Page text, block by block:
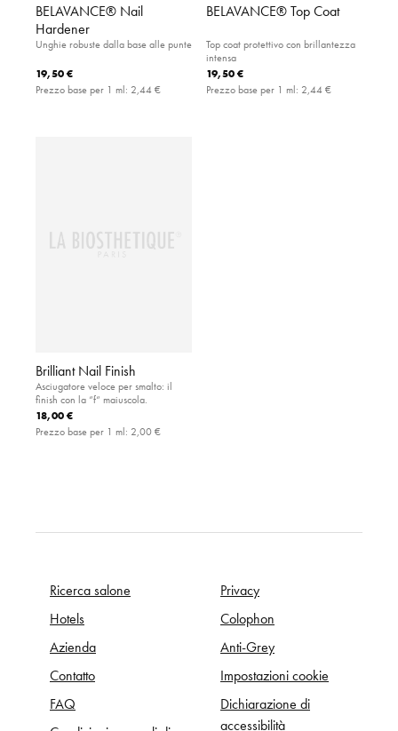
BELAVANCE® Nail
Hardener
Unghie robuste dalla base alle punte
19,50 €
Prezzo base per 1 ml: 2,44 €
BELAVANCE® Top Coat
Top coat protettivo con brillantezza
intensa
19,50 €
Prezzo base per 1 ml: 2,44 €
Brilliant Nail Finish
Asciugatore veloce per smalto: il
finish con la “f“ maiuscola.
18,00 €
Prezzo base per 1 ml: 2,00 €
Ricerca salone
Hotels
Azienda
Contatto
FAQ
Privacy
Colophon
Anti-Grey
Impostazioni cookie
Dichiarazione di
accessibilità